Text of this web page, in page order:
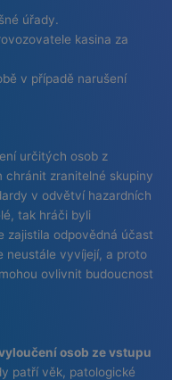
úřady.
kasina za
v případě narušení
určitých osob z
zranitelné skupiny
v odvětví hazardních
tak hráči byli
zajistila odpovědná účast
neustále vyvíjejí, a proto
ovlivnit budoucnost
osob ze vstupu
patří věk, patologické